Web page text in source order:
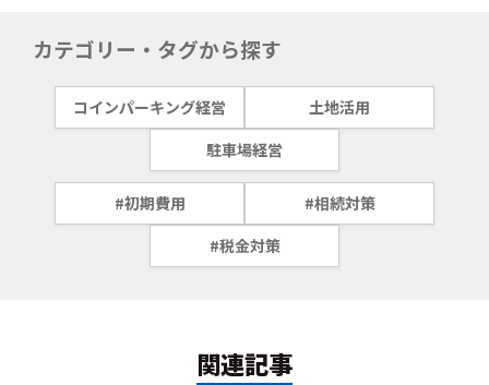
カテゴリー・タグから探す
コインパーキング経営
土地活用
駐車場経営
#初期費用
#相続対策
#税金対策
関連記事